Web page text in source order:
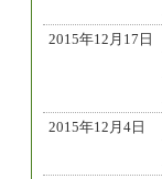
2015年12月17日
2015年12月4日